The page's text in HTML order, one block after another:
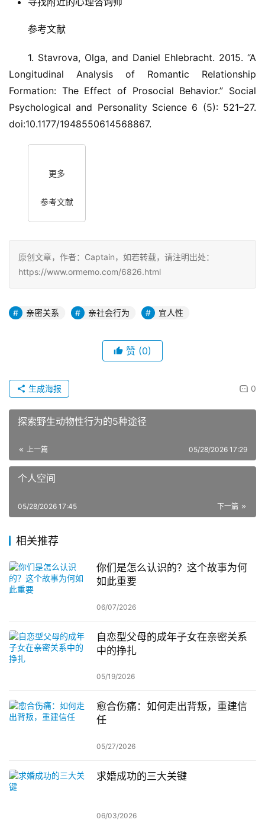
参考文献
1. Stavrova, Olga, and Daniel Ehlebracht. 2015. “A
Longitudinal Analysis of Romantic Relationship
Formation: The Effect of Prosocial Behavior.” Social
Psychological and Personality Science 6 (5): 521–27.
doi:10.1177/1948550614568867.
更多
参考文献
原创文章，作者：Captain，如若转载，请注明出处：
https://www.ormemo.com/6826.html
亲密关系 亲社会行为 宜人性
赞 (0)
0
生成海报
探索野生动物性行为的5种途径
上一篇 05/28/2026 17:29
个人空间
下一篇
05/28/2026 17:45
相关推荐
你们是怎么认识的？这个故事为何
如此重要
06/07/2026
自恋型父母的成年子女在亲密关系
中的挣扎
05/19/2026
愈合伤痛：如何走出背叛，重建信
任
05/27/2026
求婚成功的三大关键
06/03/2026